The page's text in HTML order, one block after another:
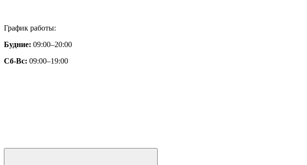
График работы:
Будние: 09:00–20:00
Сб-Вс: 09:00–19:00